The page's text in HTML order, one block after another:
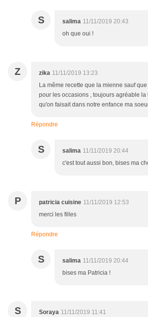
S salima 11/11/2019 20:43
oh que oui !
Z zika 11/11/2019 13:23
La même recette que la mienne sauf
pour les occasions , toujours agréable la
qu'on faisait dans notre enfance ma
Répondre
S salima 11/11/2019 20:44
c'est tout aussi bon, bises ma
P patricia cuisine 11/11/2019 12:53
merci les filles
Répondre
S salima 11/11/2019 20:44
bises ma Patricia !
S Soraya 11/11/2019 11:41